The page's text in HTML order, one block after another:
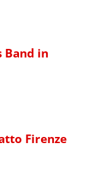
Band in
Firenze